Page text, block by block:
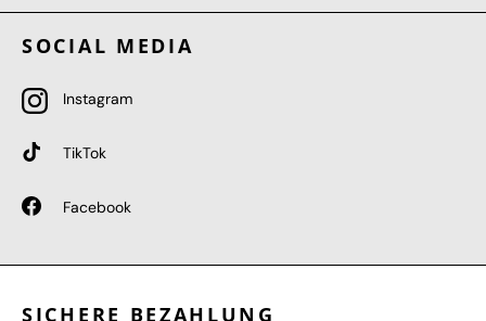
SOCIAL MEDIA
Instagram
TikTok
Facebook
SICHERE BEZAHLUNG